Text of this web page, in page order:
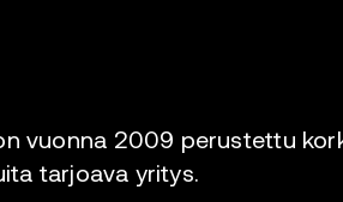
vuonna 2009 perustettu
tarjoava yritys.